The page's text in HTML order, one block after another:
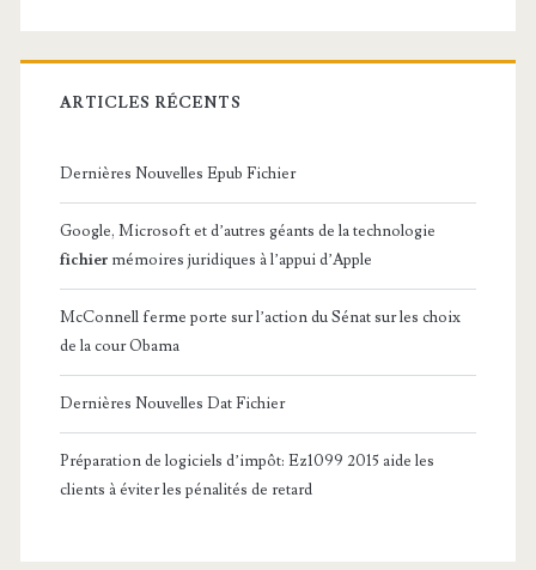
ARTICLES RÉCENTS
Dernières Nouvelles Epub Fichier
Google, Microsoft et d’autres géants de la technologie
fichier mémoires juridiques à l’appui d’Apple
McConnell ferme porte sur l’action du Sénat sur les choix
de la cour Obama
Dernières Nouvelles Dat Fichier
Préparation de logiciels d’impôt: Ez1099 2015 aide les
clients à éviter les pénalités de retard